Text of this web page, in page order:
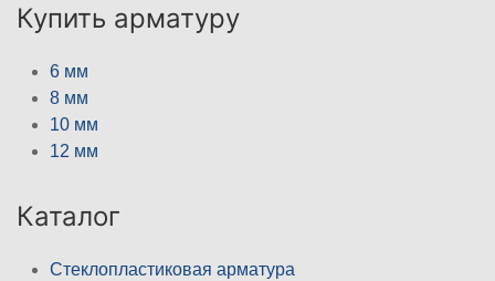
Купить арматуру
6 мм
8 мм
10 мм
12 мм
Каталог
Стеклопластиковая арматура